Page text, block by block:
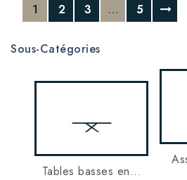
1
2 3 … 5
Sous-Catégories
Tables basses en...